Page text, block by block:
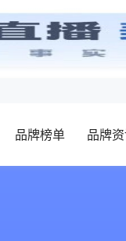
品牌榜单 品牌